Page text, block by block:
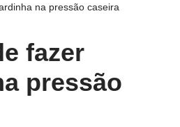
na pressão caseira
fazer
pressão